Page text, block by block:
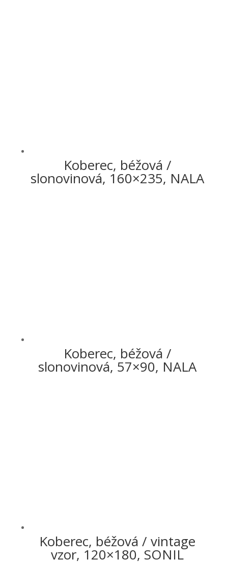
Koberec, béžová /
slonovinová, 160×235, NALA
Koberec, béžová /
slonovinová, 57×90, NALA
Koberec, béžová / vintage
vzor, 120×180, SONIL